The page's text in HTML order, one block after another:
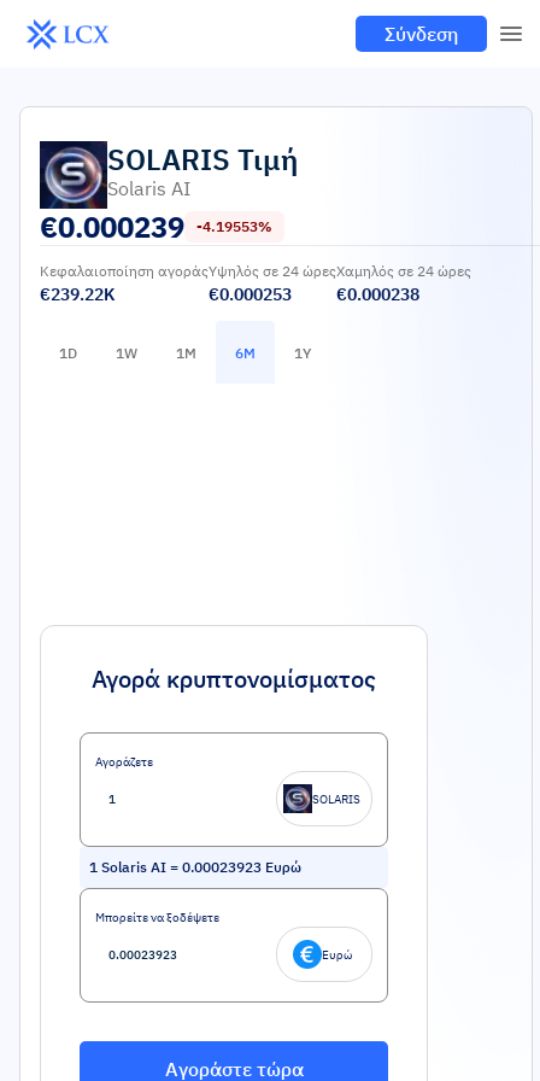
Σύνδεση
SOLARIS Τιμή
Solaris AI
€0.000239 -4.19553%
Κεφαλαιοποίηση αγοράς
€239.22K
Υψηλός σε 24 ώρες
€0.000253
Χαμηλός σε 24 ώρες
€0.000238
1D 1W 1M 6M 1Y
Αγορά κρυπτονομίσματος
Αγοράζετε
SOLARIS
1 Solaris AI = 0.00023923 Ευρώ
Μπορείτε να ξοδέψετε
Ευρώ
Αγοράστε τώρα